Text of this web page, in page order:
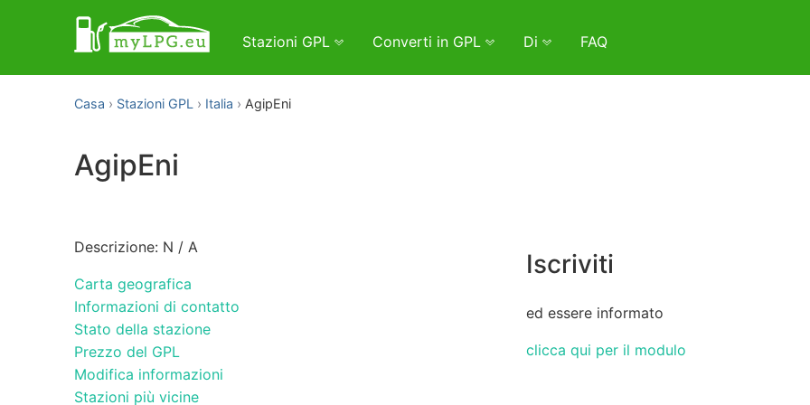
Stazioni GPL Converti in GPL Di FAQ
Casa Stazioni GPL Italia AgipEni
AgipEni
Descrizione: N / A
Carta geografica
Informazioni di contatto
Stato della stazione
Prezzo del GPL
Modifica informazioni
Stazioni più vicine
Iscriviti
ed essere informato
clicca qui per il modulo